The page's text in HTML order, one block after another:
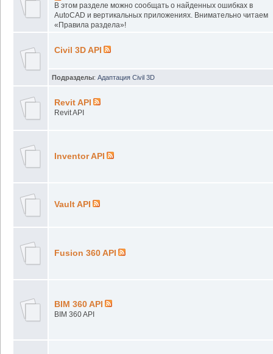
В этом разделе можно сообщать о найденных ошибках в
AutoCAD и вертикальных приложениях. Внимательно читаем
«Правила раздела»!
Civil 3D API
Подразделы: Адаптация Civil 3D
Revit API
Revit API
Inventor API
Vault API
Fusion 360 API
BIM 360 API
BIM 360 API